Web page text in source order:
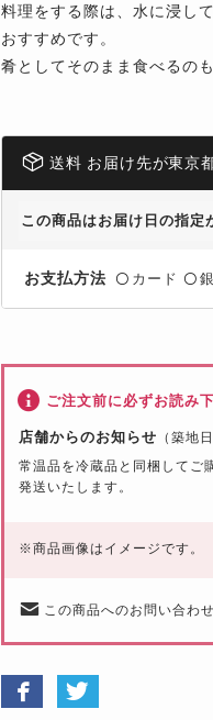
料理をする際は、水に浸し
おすすめです。
肴としてそのまま食べるの
送料 お届け先が東京
この商品はお届け日の指定
お支払方法 〇 カード 〇
ご注文前に必ずお読み
店舗からのお知らせ （築地
常温品を冷蔵品と同梱してご
発送いたします。
※商品画像はイメージです。
この商品へのお問い合わ